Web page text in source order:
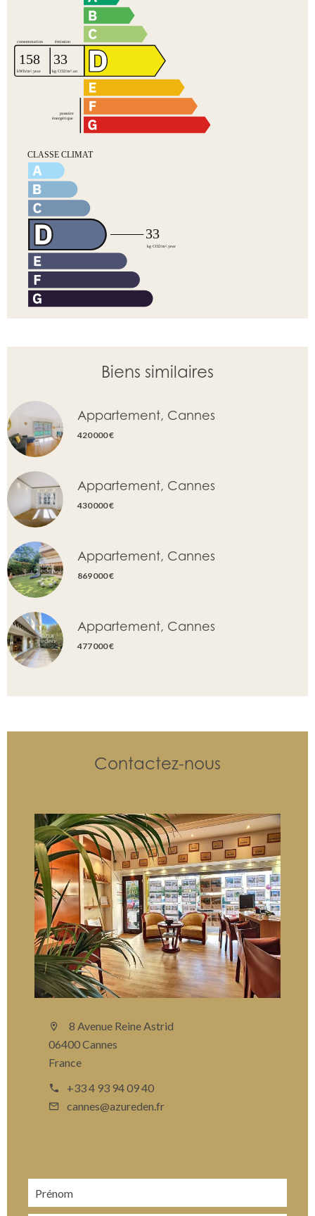
Biens similaires
Appartement, Cannes
420 000 €
Appartement, Cannes
430 000 €
Appartement, Cannes
869 000 €
Appartement, Cannes
477 000 €
Contactez-nous
8 Avenue Reine Astrid
06400 Cannes
France
+33 4 93 94 09 40
cannes@azureden.fr